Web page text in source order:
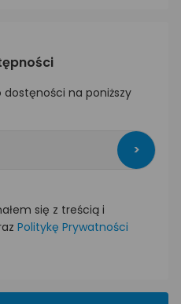
na poniższy
>
się z treścią i
Politykę Prywatności